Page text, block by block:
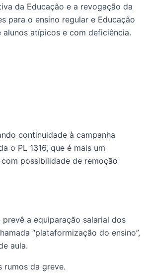
da Educação e a revogação da
para o ensino regular e Educação
atípicos e com deficiência.
continuidade à campanha
o PL 1316, que é mais um
possibilidade de remoção
a equiparação salarial dos
“plataformização do ensino”,
aula.
rumos da greve.